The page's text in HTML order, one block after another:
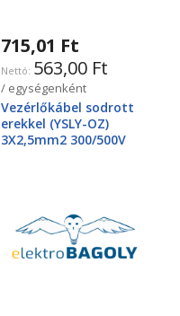
715,01 Ft
563,00 Ft
/ egységenként
Vezérlőkábel sodrott
erekkel (YSLY-OZ)
3X2,5mm2 300/500V